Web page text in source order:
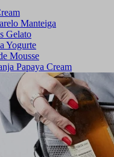
Manteiga
Gelato
Yogurte
Mousse
Papaya Cream